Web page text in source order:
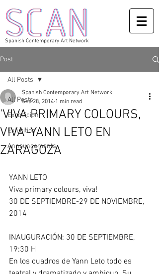
Spanish Contemporary Art Network
Post
All Posts
Exposicion
Exhibition
Announcements
All Posts
'VIVA PRIMARY COLOURS,
VIVA'-YANN LETO EN
ZARAGOZA
Spanish Contemporary Art Network
Sep 28, 2014 1 min read
YANN LETO
Viva primary colours, viva!
30 DE SEPTIEMBRE-29 DE NOVIEMBRE,
2014
INAUGURACIÓN: 30 DE SEPTIEMBRE,
19:30 H
En los cuadros de Yann Leto todo es